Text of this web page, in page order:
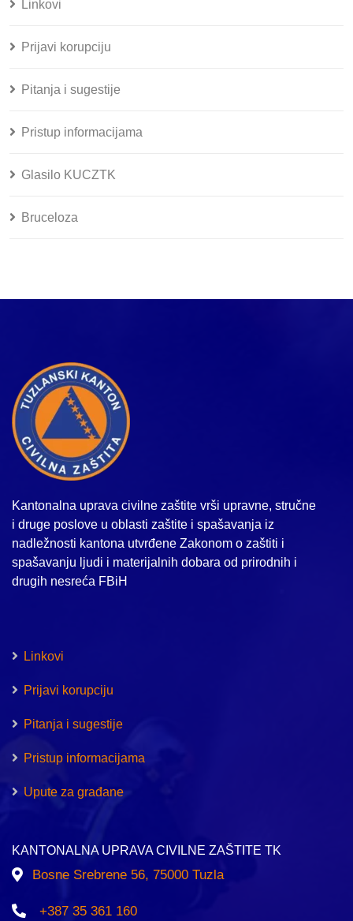
Linkovi
Prijavi korupciju
Pitanja i sugestije
Pristup informacijama
Glasilo KUCZTK
Bruceloza
Kantonalna uprava civilne zaštite vrši upravne, stručne
i druge poslove u oblasti zaštite i spašavanja iz
nadležnosti kantona utvrđene Zakonom o zaštiti i
spašavanju ljudi i materijalnih dobara od prirodnih i
drugih nesreća FBiH
Linkovi
Prijavi korupciju
Pitanja i sugestije
Pristup informacijama
Upute za građane
KANTONALNA UPRAVA CIVILNE ZAŠTITE TK
Bosne Srebrene 56, 75000 Tuzla
+387 35 361 160